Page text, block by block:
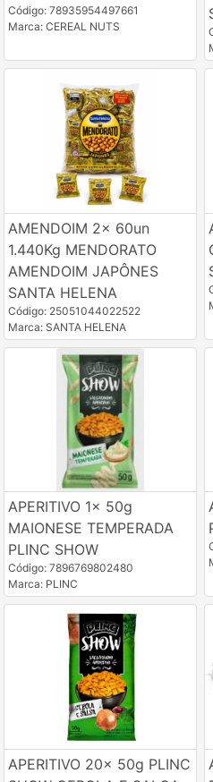
Código: 78935954497661
Marca: CEREAL NUTS
AMENDOIM 2x 60un
1.440Kg MENDORATO
AMENDOIM JAPÔNES
SANTA HELENA
Código: 25051044022522
Marca: SANTA HELENA
APERITIVO 1x 50g
MAIONESE TEMPERADA
PLINC SHOW
Código: 7896769802480
Marca: PLINC
APERITIVO 20x 50g PLINC